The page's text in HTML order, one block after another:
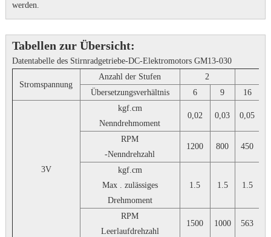
werden.
Tabellen zur Übersicht:
Datentabelle des Stirnradgetriebe-DC-Elektromotors GM13-030
Stromspannung
Anzahl der Stufen
2
Übersetzungsverhältnis
6 9 16
3V
kgf.cm
Nenndrehmoment
0,02 0,03 0,05
RPM
-Nenndrehzahl
1200 800 450
kgf.cm
Max . zulässiges
Drehmoment
1.5 1.5 1.5
RPM
Leerlaufdrehzahl
1500 1000 563